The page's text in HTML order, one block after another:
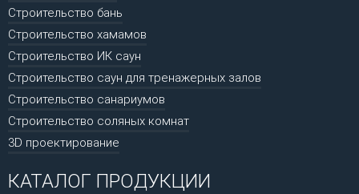
Строительство бань
Строительство хамамов
Строительство ИК саун
Строительство саун для тренажерных залов
Строительство санариумов
Строительство соляных комнат
3D проектирование
КАТАЛОГ ПРОДУКЦИИ